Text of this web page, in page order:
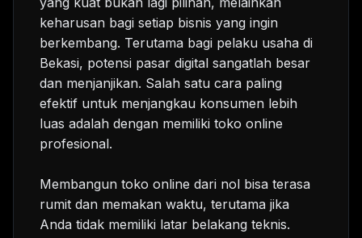
keharusan bagi setiap bisnis yang ingin
berkembang. Terutama bagi pelaku usaha di
Bekasi, potensi pasar digital sangatlah besar
dan menjanjikan. Salah satu cara paling
efektif untuk menjangkau konsumen lebih
luas adalah dengan memiliki toko online
profesional.
Membangun toko online dari nol bisa terasa
rumit dan memakan waktu, terutama jika
Anda tidak memiliki latar belakang teknis.